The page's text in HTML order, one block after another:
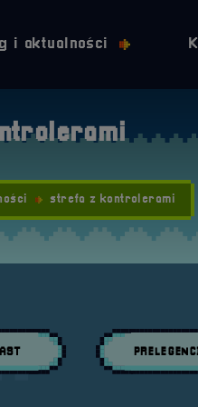
i aktualności
strefa z kontrolerami